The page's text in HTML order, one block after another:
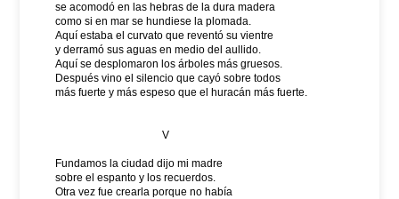
se acomodó en las hebras de la dura madera
como si en mar se hundiese la plomada.
Aquí estaba el curvato que reventó su vientre
y derramó sus aguas en medio del aullido.
Aquí se desplomaron los árboles más gruesos.
Después vino el silencio que cayó sobre todos
más fuerte y más espeso que el huracán más fuerte.
V
Fundamos la ciudad dijo mi madre
sobre el espanto y los recuerdos.
Otra vez fue crearla porque no había